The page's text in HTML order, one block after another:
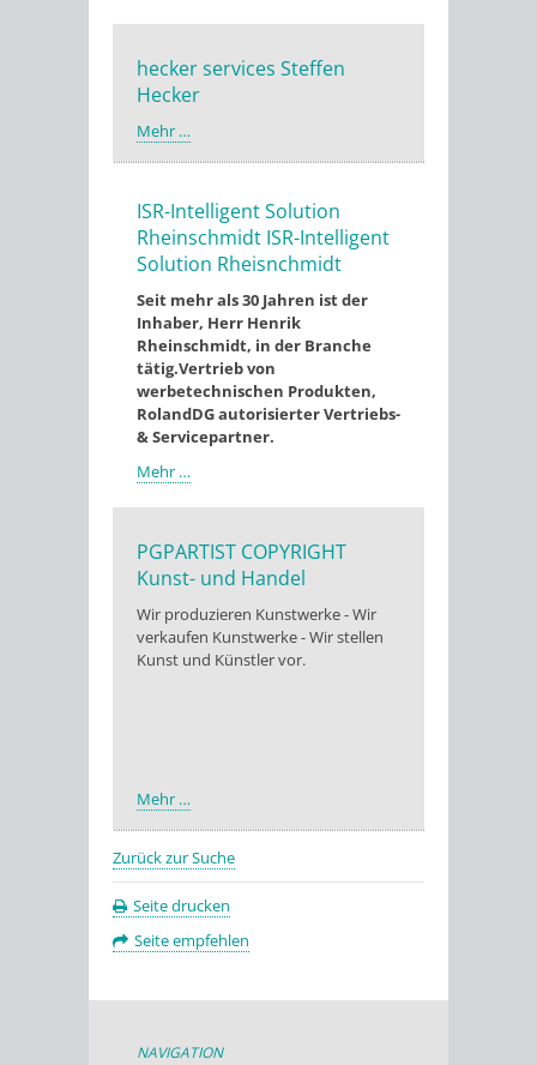
hecker services Steffen
Hecker
Mehr …
ISR-Intelligent Solution
Rheinschmidt ISR-Intelligent
Solution Rheisnchmidt
Seit mehr als 30 Jahren ist der
Inhaber, Herr Henrik
Rheinschmidt, in der Branche
tätig.Vertrieb von
werbetechnischen Produkten,
RolandDG autorisierter Vertriebs-
& Servicepartner.
Mehr …
PGPARTIST COPYRIGHT
Kunst- und Handel
Wir produzieren Kunstwerke - Wir
verkaufen Kunstwerke - Wir stellen
Kunst und Künstler vor.
Mehr …
Zurück zur Suche
Seite drucken
Seite empfehlen
NAVIGATION